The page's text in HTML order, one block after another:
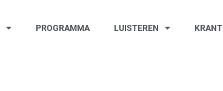
PROGRAMMA LUISTEREN KRANT